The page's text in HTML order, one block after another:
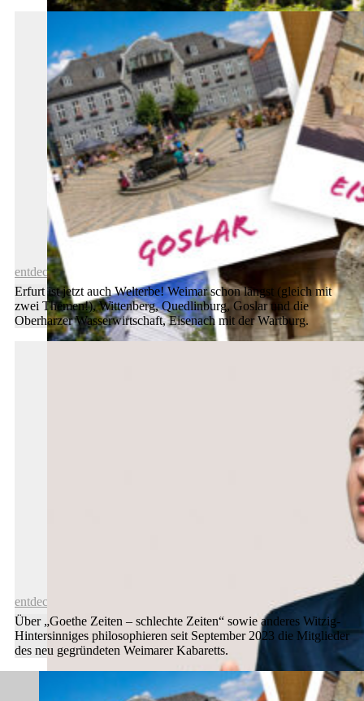
Haus „Hohe Pappeln“ geschlossen
entdecken
entdecken
Erfurt ist jetzt auch Welterbe! Weimar schon längst (gleich mit
zwei Themen!), Wittenberg, Quedlinburg, Goslar und die
Oberharzer Wasserwirtschaft, Eisenach mit der Wartburg.
Über „Goethe Zeiten – schlechte Zeiten“ sowie anderes Witzig-
Hintersinniges philosophieren seit September 2023 die Mitglieder
des neu gegründeten Weimarer Kabaretts.